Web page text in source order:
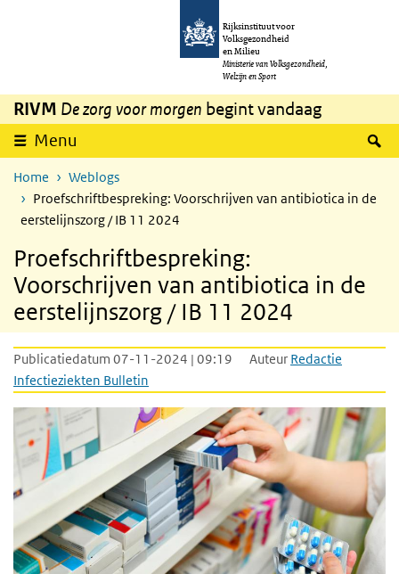
Overslaan en naar de inhoud gaan
Rijksinstituut voor
Volksgezondheid
en Milieu
Ministerie van Volksgezondheid,
Welzijn en Sport
RIVM De zorg voor morgen begint vandaag
Menu
Home
Weblogs
Proefschriftbespreking: Voorschrijven van antibiotica in de
eerstelijnszorg / IB 11 2024
Proefschriftbespreking:
Voorschrijven van antibiotica in de
eerstelijnszorg / IB 11 2024
Publicatiedatum 07-11-2024 | 09:19 Auteur Redactie
Infectieziekten Bulletin